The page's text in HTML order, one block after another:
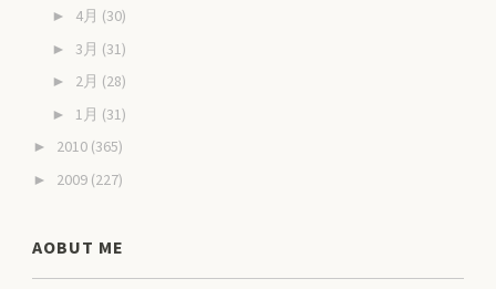
► 4月 (30)
► 3月 (31)
► 2月 (28)
► 1月 (31)
► 2010 (365)
► 2009 (227)
AOBUT ME